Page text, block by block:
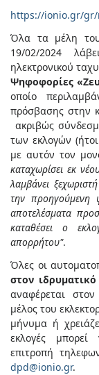
https://ionio.gr/gr/
Όλα τα μέλη
19/02/2024
ηλεκτρονικού
Ψηφοφορίες
οποίο
πρόσβασης στην
ακριβώς
των εκλογών
με αυτόν τον
καταχωρίσει εκ
λαμβάνει
την προηγούμενη
αποτελέσματα
καταθέσει ο
απορρήτου".
Όλες οι
στον
αναφέρεται
μέλος του
μήνυμα ή
εκλογές
επιτροπή
dpd@ionio.gr.